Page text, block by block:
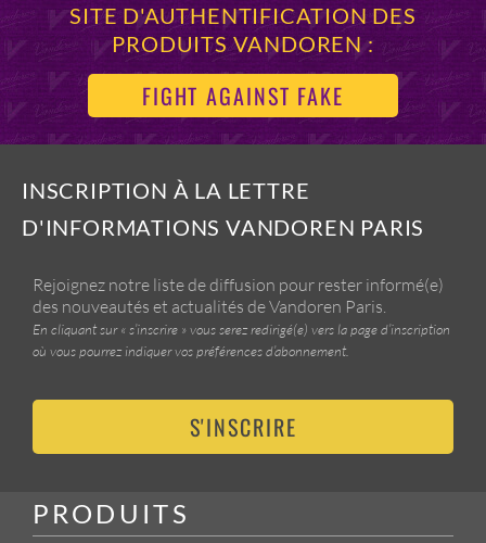
SITE D'AUTHENTIFICATION DES
PRODUITS VANDOREN :
FIGHT AGAINST FAKE
INSCRIPTION À LA LETTRE
D'INFORMATIONS VANDOREN PARIS
Rejoignez notre liste de diffusion pour rester informé(e)
des nouveautés et actualités de Vandoren Paris.
En cliquant sur « s’inscrire » vous serez redirigé(e) vers la page d’inscription
où vous pourrez indiquer vos préférences d’abonnement.
S'INSCRIRE
PRODUITS